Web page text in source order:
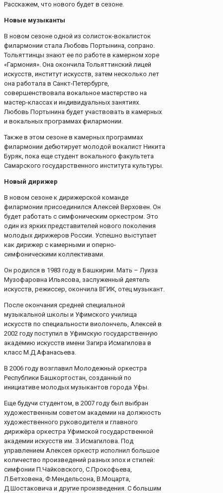
Расскажем, что нового будет в сезоне.
Новые музыканты
В новом сезоне одной из солисток-вокалисток
филармонии стала Любовь Портынина, сопрано.
Тольяттинцы знают ее по работе в камерном хоре
«Гармония». Она окончила Тольяттинский лицей
искусств, институт искусств, затем несколько лет
она работала в Санкт-Петербурге,
совершенствовала вокальное мастерство на
мастер-классах и индивидуальных занятиях.
Любовь Портынина будет участвовать в камерных
и вокальных программах филармонии.
Также в этом сезоне в камерных программах
филармонии дебютирует молодой вокалист Никита
Буряк, пока еще студент вокального факультета
Самарского государственного института культуры.
Новый дирижер
В новом сезоне к дирижерской команде
филармонии присоединился Алексей Верховен. Он
будет работать с симфоническим оркестром. Это
один из ярких представителей нового поколения
молодых дирижеров России. Успешно выступает
как дирижер с камерными и оперно-
симфоническими коллективами.
Он родился в 1983 году в Башкирии. Мать – Луиза
Музофаровна Ильясова, заслуженный деятель
искусств, режиссер, окончила ВГИК, отец музыкант.
После окончания средней специальной
музыкальной школы и Уфимского училища
искусств по специальности виолончель, Алексей в
2002 году поступил в Уфимскую государственную
академию искусств имени Загира Исмагилова в
класс М.Д.Афанасьева.
В 2006 году возглавил Молодежный оркестра
Республики Башкортостан, созданный по
инициативе молодых музыкантов города Уфы.
Еще будучи студентом, в 2007 году был выбран
художественным советом академии на должность
художественного руководителя и главного
дирижёра оркестра Уфимской государственной
академии искусств им. З.Исмагилова. Под
управлением Алексея оркестр исполнил большое
количество произведений разных эпох и стилей:
симфонии П.Чайковского, С.Прокофьева,
Л.Бетховена, Ф.Мендельсона, В.Моцарта,
Д.Шостаковича и другие произведения. С большим